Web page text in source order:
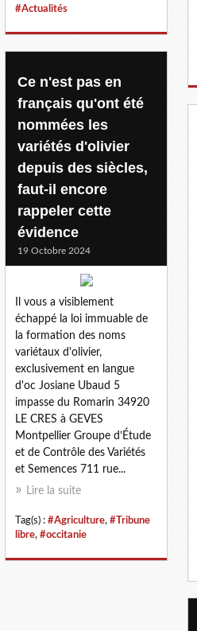
#Actualités
Ce n'est pas en
français qu'ont été
nommées les
variétés d'olivier
depuis des siècles,
faut-il encore
rappeler cette
évidence
19 Octobre 2024
Il vous a visiblement
échappé la loi immuable de
la formation des noms
variétaux d'olivier,
exclusivement en langue
d'oc Josiane Ubaud 5
impasse du Romarin 34920
LE CRES à GEVES
Montpellier Groupe d’Étude
et de Contrôle des Variétés
et Semences 711 rue...
Lire la suite
Tag(s) : #Agriculture, #Tribune
libre, #occitanie